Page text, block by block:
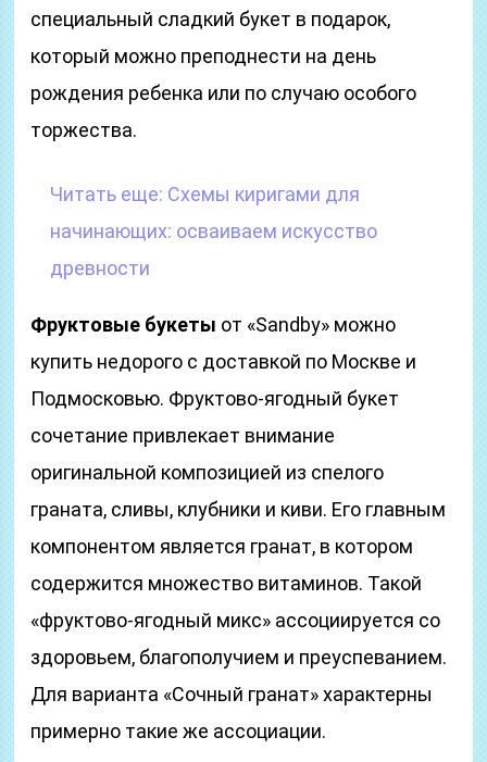
специальный сладкий букет в подарок,
который можно преподнести на день
рождения ребенка или по случаю особого
торжества.
Читать еще: Схемы киригами для
начинающих: осваиваем искусство
древности
Фруктовые букеты от «Sandby» можно
купить недорого с доставкой по Москве и
Подмосковью. Фруктово-ягодный букет
сочетание привлекает внимание
оригинальной композицией из спелого
граната, сливы, клубники и киви. Его главным
компонентом является гранат, в котором
содержится множество витаминов. Такой
«фруктово-ягодный микс» ассоциируется со
здоровьем, благополучием и преуспеванием.
Для варианта «Сочный гранат» характерны
примерно такие же ассоциации.